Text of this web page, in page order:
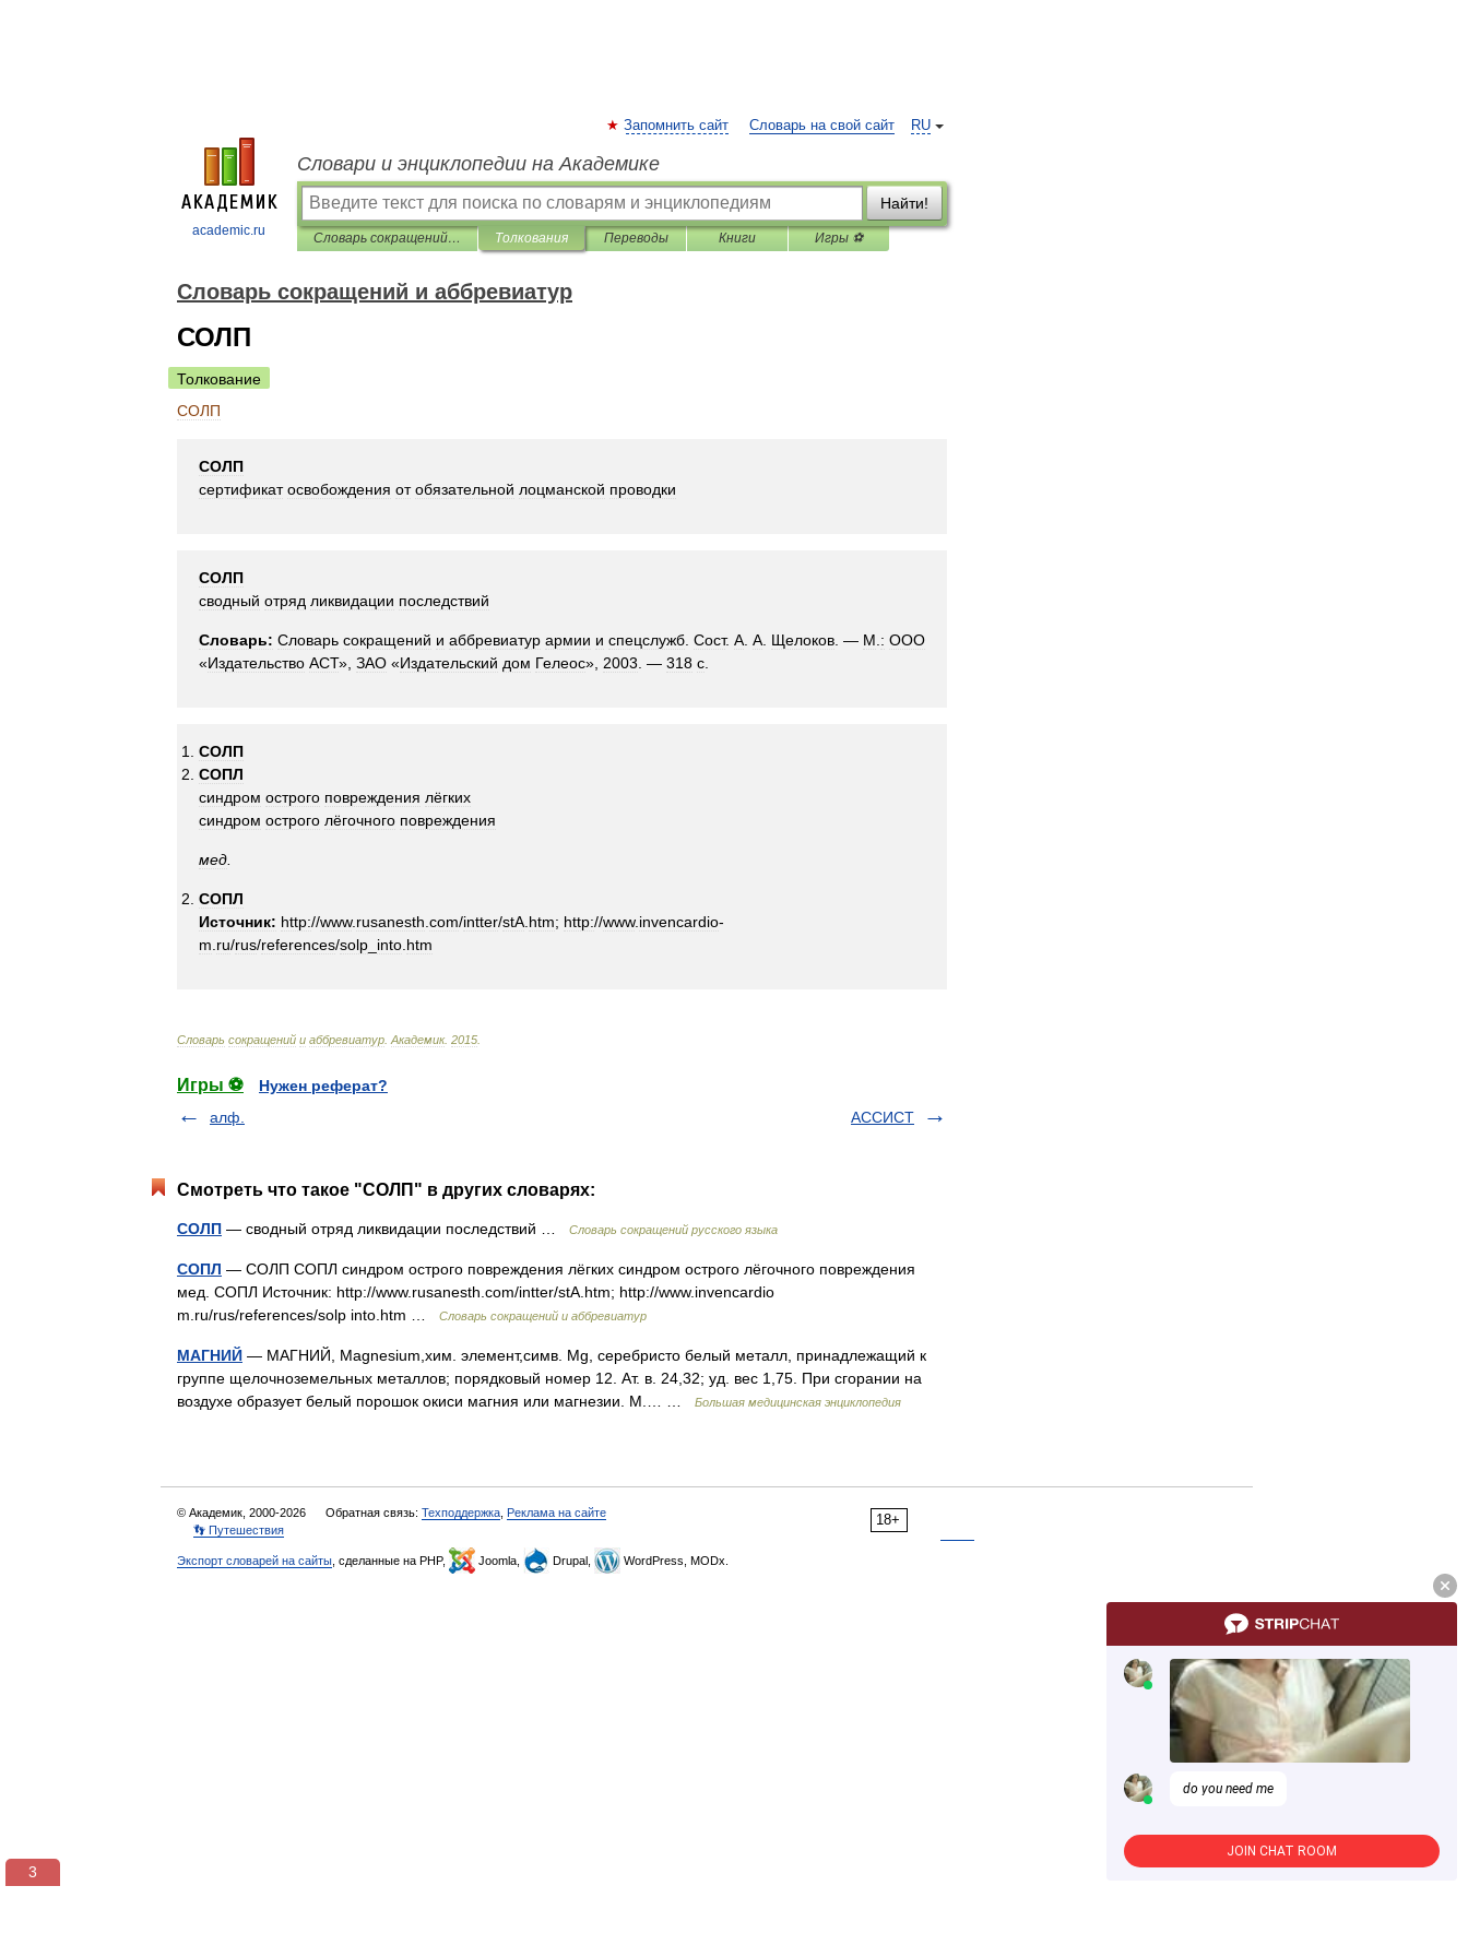
academic.ru
RU
Запомнить сайт Словарь на свой сайт
Словари и энциклопедии на Академике
Найти!
Словарь сокращений и аббревиатур Толкования Переводы Книги Игры ⚽
Словарь сокращений и аббревиатур
СОЛП
Толкование
СОЛП
СОЛП
сертификат освобождения от обязательной лоцманской проводки
СОЛП
сводный отряд ликвидации последствий
Словарь: Словарь сокращений и аббревиатур армии и спецслужб Сост. А А Щелоков . — М : ООО
«Издательство АСТ», ЗАО «Издательский дом Гелеос», 2003 . — 318 с
СОЛП
СОПЛ
синдром острого повреждения лёгких
синдром острого лёгочного повреждения
мед
СОПЛ
Источник: http://www. rusanesth com/intter/stA htm; http://www. invencardio-
m ru/rus/references/solp into htm
Словарь сокращений и аббревиатур Академик. 2015
Игры ⚽
Нужен реферат?
алф.
АССИСТ
Смотреть что такое "СОЛП" в других словарях:
СОЛП — сводный отряд ликвидации последствий … Словарь сокращений русского языка
СОПЛ — СОЛП СОПЛ синдром острого повреждения лёгких синдром острого лёгочного повреждения
мед. СОПЛ Источник: http://www.rusanesth.com/intter/stA.htm; http://www.invencardio
m.ru/rus/references/solp into.htm …
Словарь сокращений и аббревиатур
МАГНИЙ — МАГНИЙ, Magnesium,хим. элемент,симв. Mg, серебристо белый металл, принадлежащий к
группе щелочноземельных металлов; порядковый номер 12. Ат. в. 24,32; уд. вес 1,75. При сгорании на
воздухе образует белый порошок окиси магния или магнезии. М.… …
Большая медицинская энциклопедия
18+
© Академик, 2000-2026 Обратная связь: Техподдержка Реклама на сайте
👣 Путешествия
Экспорт словарей на сайты , сделанные на PHP, Joomla, Drupal, WordPress, MODx.
3